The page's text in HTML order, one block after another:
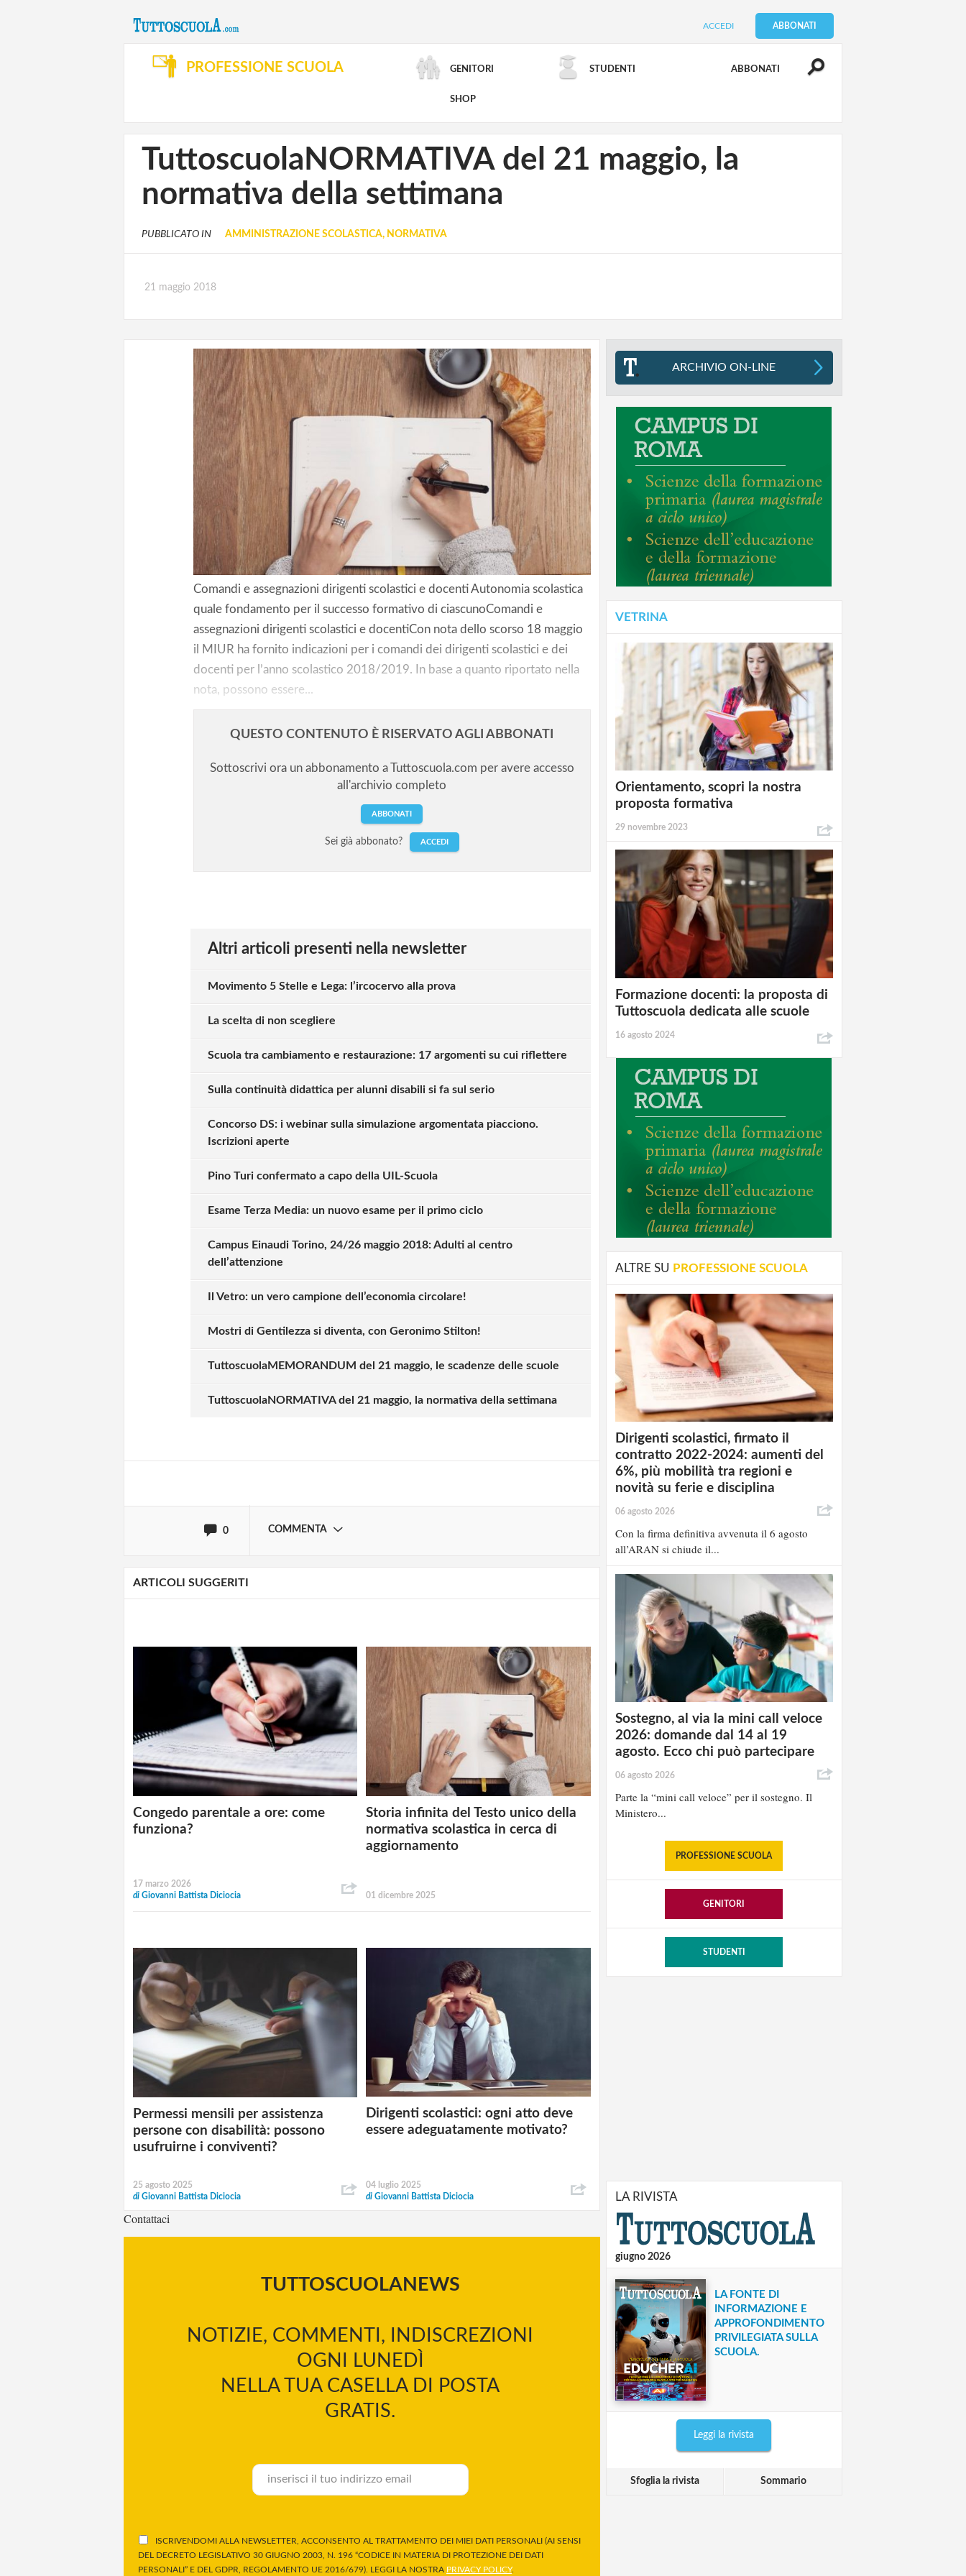
ACCEDI ABBONATI
PROFESSIONE SCUOLA GENITORI STUDENTI ABBONATI
SHOP
RICERCA AVANZATA
TuttoscuolaNORMATIVA del 21 maggio, la
normativa della settimana
PUBBLICATO IN AMMINISTRAZIONE SCOLASTICA, NORMATIVA
21 maggio 2018
Comandi e assegnazioni dirigenti scolastici e docenti Autonomia scolastica
quale fondamento per il successo formativo di ciascunoComandi e
assegnazioni dirigenti scolastici e docentiCon nota dello scorso 18 maggio
il MIUR ha fornito indicazioni per i comandi dei dirigenti scolastici e dei
docenti per l’anno scolastico 2018/2019. In base a quanto riportato nella
nota, possono essere...
QUESTO CONTENUTO È RISERVATO AGLI ABBONATI
Sottoscrivi ora un abbonamento a Tuttoscuola.com per avere accesso
all'archivio completo
ABBONATI
Sei già abbonato? ACCEDI
Altri articoli presenti nella newsletter
Movimento 5 Stelle e Lega: l’ircocervo alla prova
La scelta di non scegliere
Scuola tra cambiamento e restaurazione: 17 argomenti su cui riflettere
Sulla continuità didattica per alunni disabili si fa sul serio
Concorso DS: i webinar sulla simulazione argomentata piacciono.
Iscrizioni aperte
Pino Turi confermato a capo della UIL-Scuola
Esame Terza Media: un nuovo esame per il primo ciclo
Campus Einaudi Torino, 24/26 maggio 2018: Adulti al centro
dell’attenzione
Il Vetro: un vero campione dell’economia circolare!
Mostri di Gentilezza si diventa, con Geronimo Stilton!
TuttoscuolaMEMORANDUM del 21 maggio, le scadenze delle scuole
TuttoscuolaNORMATIVA del 21 maggio, la normativa della settimana
0 COMMENTA
Solo gli utenti registrati possono commentare!
ARTICOLI SUGGERITI
Congedo parentale a ore: come
funziona?
17 marzo 2026
di Giovanni Battista Diciocia
Storia infinita del Testo unico della
normativa scolastica in cerca di
aggiornamento
01 dicembre 2025
Permessi mensili per assistenza
persone con disabilità: possono
usufruirne i conviventi?
25 agosto 2025
di Giovanni Battista Diciocia
Dirigenti scolastici: ogni atto deve
essere adeguatamente motivato?
04 luglio 2025
diGiovanni Battista Diciocia
Contattaci
TUTTOSCUOLANEWS
NOTIZIE, COMMENTI, INDISCREZIONI
OGNI LUNEDÌ
NELLA TUA CASELLA DI POSTA
GRATIS.
ISCRIVENDOMI ALLA NEWSLETTER, ACCONSENTO AL TRATTAMENTO DEI MIEI DATI PERSONALI (AI SENSI
DEL DECRETO LEGISLATIVO 30 GIUGNO 2003, N. 196 “CODICE IN MATERIA DI PROTEZIONE DEI DATI
PERSONALI” E DEL GDPR, REGOLAMENTO UE 2016/679). LEGGI LA NOSTRA PRIVACY POLICY.
ARCHIVIO ON-LINE
VETRINA
Orientamento, scopri la nostra
proposta formativa
29 novembre 2023
Formazione docenti: la proposta di
Tuttoscuola dedicata alle scuole
16 agosto 2024
ALTRE SU PROFESSIONE SCUOLA
Dirigenti scolastici, firmato il
contratto 2022-2024: aumenti del
6%, più mobilità tra regioni e
novità su ferie e disciplina
06 agosto 2026
Con la firma definitiva avvenuta il 6 agosto
all’ARAN si chiude il...
Sostegno, al via la mini call veloce
2026: domande dal 14 al 19
agosto. Ecco chi può partecipare
06 agosto 2026
Parte la “mini call veloce” per il sostegno. Il
Ministero...
PROFESSIONE SCUOLA
GENITORI
STUDENTI
LA RIVISTA
giugno 2026
LA FONTE DI
INFORMAZIONE E
APPROFONDIMENTO
PRIVILEGIATA SULLA
SCUOLA.
Leggi la rivista
Sfoglia la rivista Sommario